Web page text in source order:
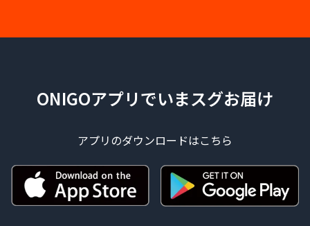
ONIGOアプリでいまスグお届け
アプリのダウンロードはこちら